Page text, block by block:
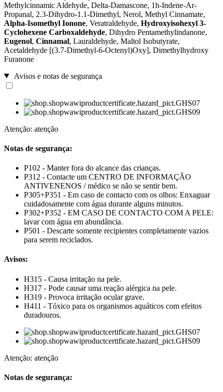
Methylcinnamic Aldehyde, Delta-Damascone, 1h-Indene-Ar-
Propanal, 2.3-Dihydro-1.1-Dimethyl, Nerol, Methyl Cinnamate,
Alpha-Isomethyl Ionone, Veratraldehyde, Hydroxyisohexyl 3-
Cyclohexene Carboxaldehyde, Dihydro Pentamethylindanone,
Eugenol, Cinnamal, Lauraldehyde, Maltol Isobutyrate,
Acetaldehyde [(3.7-Dimethyl-6-Octenyl)Oxy], Dimethylhydroxy
Furanone
Avisos e notas de segurança
Atenção: atenção
Notas de segurança:
P102 - Manter fora do alcance das crianças.
P312 - Contacte um CENTRO DE INFORMAÇÃO
ANTIVENENOS / médico se não se sentir bem.
P305+P351 - Em caso de contacto com os olhos: Enxaguar
cuidadosamente com água durante alguns minutos.
P302+P352 - EM CASO DE CONTACTO COM A PELE:
lavar com água em abundância.
P501 - Descarte somente recipientes completamente vazios
para serem reciclados.
Avisos:
H315 - Causa irritação na pele.
H317 - Pode causar uma reação alérgica na pele.
H319 - Provoca irritação ocular grave.
H411 ​​- Tóxico para os organismos aquáticos com efeitos
duradouros.
Atenção: atenção
Notas de segurança: